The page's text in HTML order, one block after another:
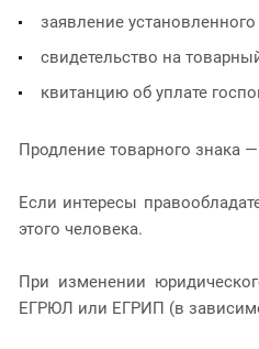
заявление
свидетельство на
квитанцию об уплате
Продление товарного знака —
Если интересы
этого человека.
При изменении
ЕГРЮЛ или ЕГРИП (в